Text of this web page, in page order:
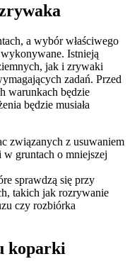
a wybór właściwego
Istnieją
jak i zrywaki
zadań. Przed
warunkach będzie
będzie musiała
związanych z usuwaniem
w gruntach o mniejszej
sprawdzą się przy
takich jak rozrywanie
czy rozbiórka
koparki